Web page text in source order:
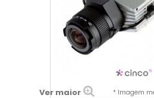
Ver maior * Imagem